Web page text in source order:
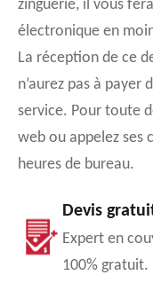
zinguerie, il vous
électronique en
La réception de ce
n’aurez pas à payer
service. Pour toute
web ou appelez ses
heures de bureau.
Devis
Expert en
100% gratuit.